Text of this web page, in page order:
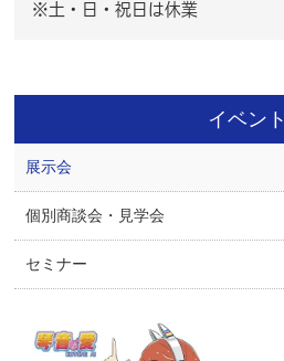
※土・日・祝日は休業
イベント
展示会
個別商談会・見学会
セミナー